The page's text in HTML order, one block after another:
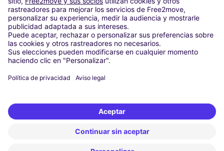
Madrid
Washington DC
Milán
Roma
Turín
Viena
Berlín
Düsseldorf